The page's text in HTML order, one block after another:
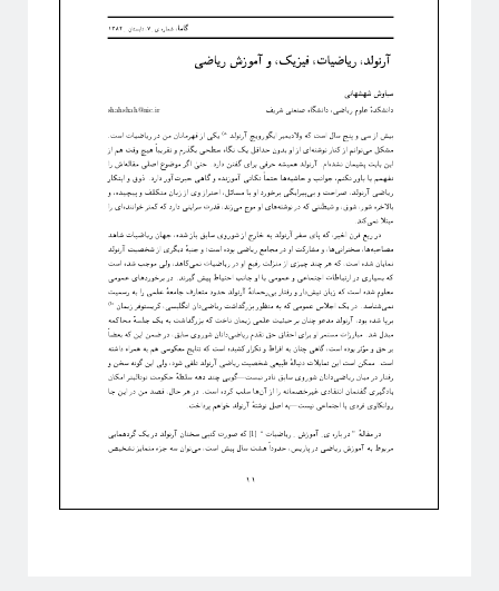
This work is licensed under aCreative Commons Attribution-
NonCommercial-ShareAlike 4.0 International License
.